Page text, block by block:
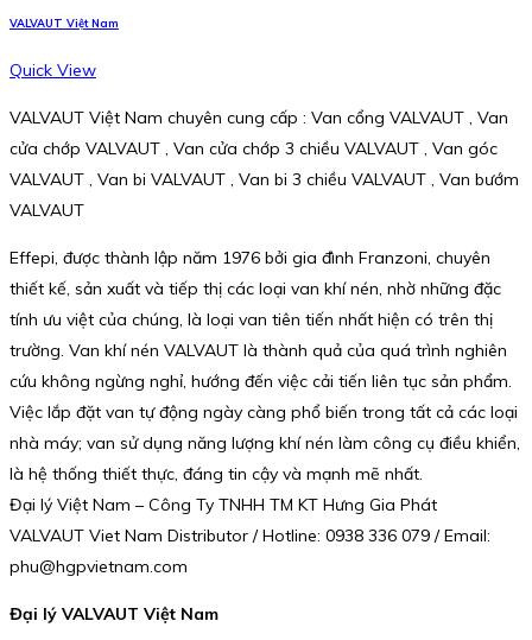
VALVAUT Việt Nam
Quick View
VALVAUT Việt Nam chuyên cung cấp : Van cổng VALVAUT , Van
cửa chớp VALVAUT , Van cửa chớp 3 chiều VALVAUT , Van góc
VALVAUT , Van bi VALVAUT , Van bi 3 chiều VALVAUT , Van bướm
VALVAUT
Effepi, được thành lập năm 1976 bởi gia đình Franzoni, chuyên
thiết kế, sản xuất và tiếp thị các loại van khí nén, nhờ những đặc
tính ưu việt của chúng, là loại van tiên tiến nhất hiện có trên thị
trường. Van khí nén VALVAUT là thành quả của quá trình nghiên
cứu không ngừng nghỉ, hướng đến việc cải tiến liên tục sản phẩm.
Việc lắp đặt van tự động ngày càng phổ biến trong tất cả các loại
nhà máy; van sử dụng năng lượng khí nén làm công cụ điều khiển,
là hệ thống thiết thực, đáng tin cậy và mạnh mẽ nhất.
Đại lý Việt Nam – Công Ty TNHH TM KT Hưng Gia Phát
VALVAUT Viet Nam Distributor / Hotline: 0938 336 079 / Email:
phu@hgpvietnam.com
Đại lý VALVAUT Việt Nam